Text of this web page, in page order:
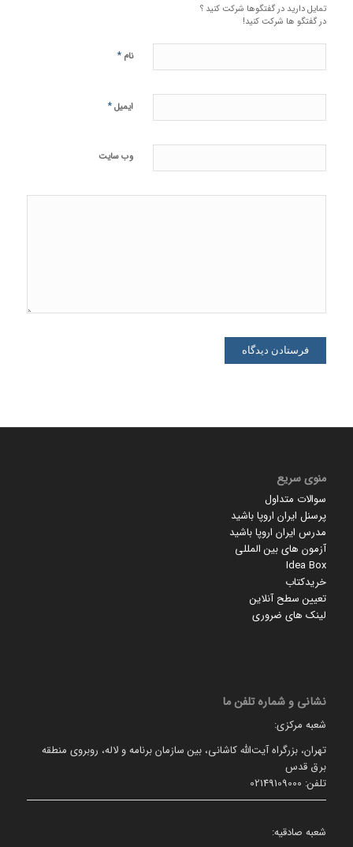
تمایل دارید در گفتگوها شرکت کنید ؟
در گفتگو ها شرکت کنید!
نام *
ایمیل*
وب‌ سایت
منوی سریع
سوالات متداول
پرسنل ایران اروپا باشید
مدرس ایران اروپا باشید
آزمون های بین المللی
Idea Box
خریدکتاب
تعیین سطح آنلاین
لینک های ضروری
نشانی و شماره تلفن ما
شعبه مرکزی:
تهران، بزرگراه آیت‌الله کاشانی، بین سازمان برنامه و لاله، روبروی منطقه
برق قدس
تلفن: 02149109000
شعبه صادقیه: